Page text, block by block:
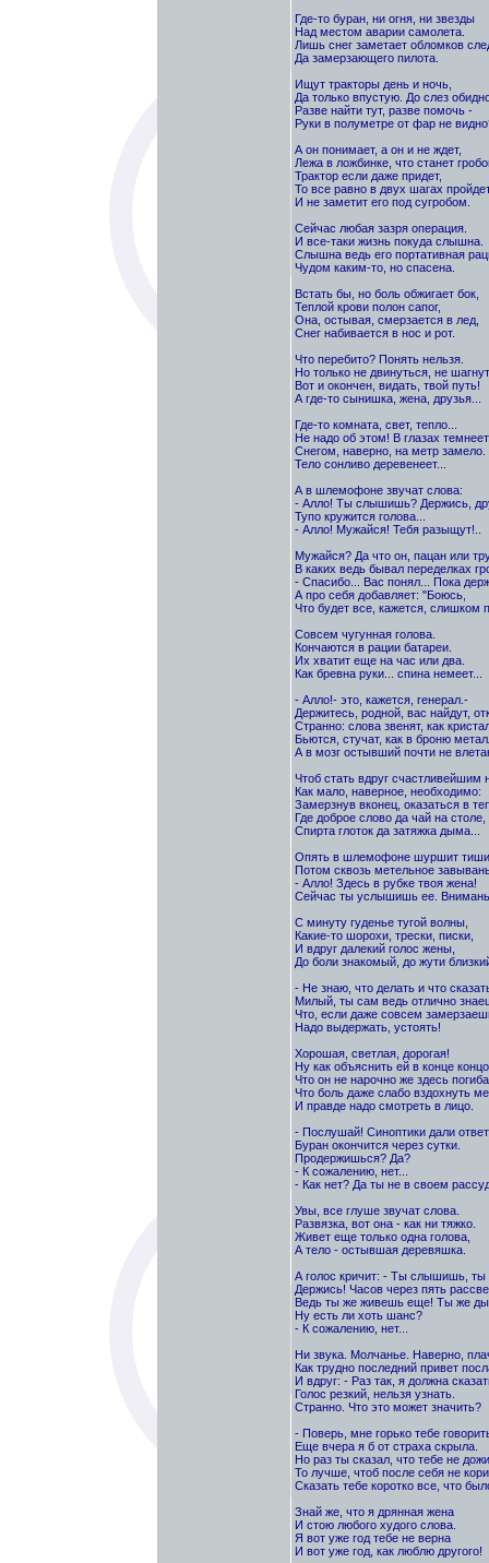
Где-то буран, ни огня, ни звезды
Над местом аварии самолета.
Лишь снег заметает обломков
Да замерзающего пилота.
Ищут тракторы день и ночь,
Да только впустую. До слез
Разве найти тут, разве помочь -
Руки в полуметре от фар не
А он понимает, а он и не ждет,
Лежа в ложбинке, что станет
Трактор если даже придет,
То все равно в двух шагах
И не заметит его под сугробом.
Сейчас любая зазря операция.
И все-таки жизнь покуда слышна.
Слышна ведь его портативная
Чудом каким-то, но спасена.
Встать бы, но боль обжигает бок,
Теплой крови полон сапог,
Она, остывая, смерзается в лед,
Снег набивается в нос и рот.
Что перебито? Понять нельзя.
Но только не двинуться, не
Вот и окончен, видать, твой путь!
А где-то сынишка, жена, друзья...
Где-то комната, свет, тепло...
Не надо об этом! В глазах
Снегом, наверно, на метр замело.
Тело сонливо деревенеет...
А в шлемофоне звучат слова:
- Алло! Ты слышишь? Держись,
Тупо кружится голова...
- Алло! Мужайся! Тебя разыщут!..
Мужайся? Да что он, пацан или
В каких ведь бывал переделках
- Спасибо... Вас понял... Пока
А про себя добавляет: "Боюсь,
Что будет все, кажется, слишком
Совсем чугунная голова.
Кончаются в рации батареи.
Их хватит еще на час или два.
Как бревна руки... спина немеет...
- Алло!- это, кажется, генерал.-
Держитесь, родной, вас найдут,
Странно: слова звенят, как
Бьются, стучат, как в броню
А в мозг остывший почти не
Чтоб стать вдруг счастливейшим
Как мало, наверное, необходимо:
Замерзнув вконец, оказаться в
Где доброе слово да чай на столе,
Спирта глоток да затяжка дыма...
Опять в шлемофоне шуршит
Потом сквозь метельное
- Алло! Здесь в рубке твоя жена!
Сейчас ты услышишь ее.
С минуту гуденье тугой волны,
Какие-то шорохи, трески, писки,
И вдруг далекий голос жены,
До боли знакомый, до жути
- Не знаю, что делать и что
Милый, ты сам ведь отлично
Что, если даже совсем
Надо выдержать, устоять!
Хорошая, светлая, дорогая!
Ну как объяснить ей в конце
Что он не нарочно же здесь
Что боль даже слабо вздохнуть
И правде надо смотреть в лицо.
- Послушай! Синоптики дали
Буран окончится через сутки.
Продержишься? Да?
- К сожалению, нет...
- Как нет? Да ты не в своем
Увы, все глуше звучат слова.
Развязка, вот она - как ни тяжко.
Живет еще только одна голова,
А тело - остывшая деревяшка.
А голос кричит: - Ты слышишь,
Держись! Часов через пять
Ведь ты же живешь еще! Ты же
Ну есть ли хоть шанс?
- К сожалению, нет...
Ни звука. Молчанье. Наверно,
Как трудно последний привет
И вдруг: - Раз так, я должна
Голос резкий, нельзя узнать.
Странно. Что это может значить?
- Поверь, мне горько тебе
Еще вчера я б от страха скрыла.
Но раз ты сказал, что тебе не
То лучше, чтоб после себя не
Сказать тебе коротко все, что
Знай же, что я дрянная жена
И стою любого худого слова.
Я вот уже год тебе не верна
И вот уже год, как люблю другого!